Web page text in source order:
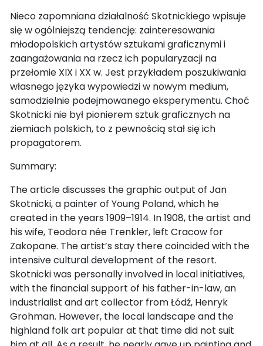
Nieco zapomniana działalność Skotnickiego wpisuje
się w ogólniejszą tendencję: zainteresowania
młodopolskich artystów sztukami graficznymi i
zaangażowania na rzecz ich popularyzacji na
przełomie XIX i XX w. Jest przykładem poszukiwania
własnego języka wypowiedzi w nowym medium,
samodzielnie podejmowanego eksperymentu. Choć
Skotnicki nie był pionierem sztuk graficznych na
ziemiach polskich, to z pewnością stał się ich
propagatorem.
Summary:
The article discusses the graphic output of Jan
Skotnicki, a painter of Young Poland, which he
created in the years 1909–1914. In 1908, the artist and
his wife, Teodora née Trenkler, left Cracow for
Zakopane. The artist’s stay there coincided with the
intensive cultural development of the resort.
Skotnicki was personally involved in local initiatives,
with the financial support of his father-in-law, an
industrialist and art collector from Łódź, Henryk
Grohman. However, the local landscape and the
highland folk art popular at that time did not suit